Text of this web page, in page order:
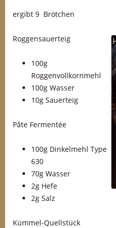
ergibt 9 Brötchen
Roggensauerteig
100g
Roggenvollkornmehl
100g Wasser
10g Sauerteig
Pâte Fermentée
100g Dinkelmehl Type
630
70g Wasser
2g Hefe
2g Salz
Kümmel-Quellstück